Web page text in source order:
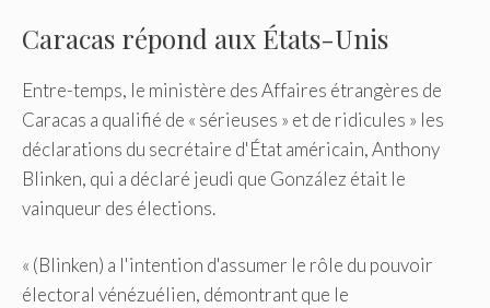
Caracas répond aux États-Unis
Entre-temps, le ministère des Affaires étrangères de
Caracas a qualifié de « sérieuses » et de ridicules » les
déclarations du secrétaire d'État américain, Anthony
Blinken, qui a déclaré jeudi que González était le
vainqueur des élections.
« (Blinken) a l'intention d'assumer le rôle du pouvoir
électoral vénézuélien, démontrant que le